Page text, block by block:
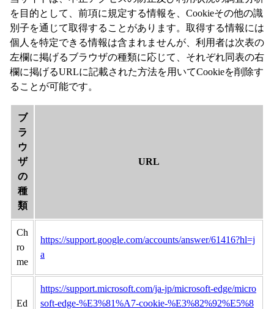
を目的として、前項に規定する情報を、Cookieその他の識
別子を通じて取得することがあります。取得する情報には
個人を特定できる情報は含まれませんが、利用者は次表の
左欄に掲げるブラウザの種類に応じて、それぞれ同表の右
欄に掲げるURLに記載された方法を用いてCookieを削除す
ることが可能です。
ブ
ラ
ウ
ザ
の
種
類
URL
Ch
ro
me
https://support.google.com/accounts/answer/61416?hl=j
a
Ed
https://support.microsoft.com/ja-jp/microsoft-edge/micro
soft-edge-%E3%81%A7-cookie-%E3%82%92%E5%8